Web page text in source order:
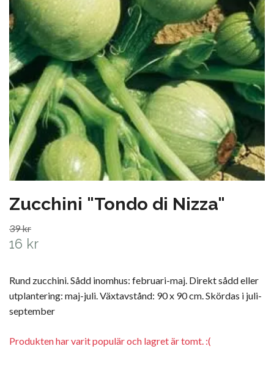
Zucchini "Tondo di Nizza"
39 kr
16 kr
Rund zucchini. Sådd inomhus: februari-maj. Direkt sådd eller
utplantering: maj-juli. Växtavstånd: 90 x 90 cm. Skördas i juli-
september
Produkten har varit populär och lagret är tomt. :(